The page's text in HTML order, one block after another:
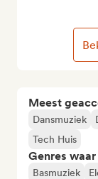
Meest
Dansmuziek
Tech Huis
Genres
Basmuziek